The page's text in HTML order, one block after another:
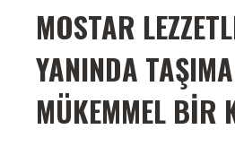
MOSTAR
YANINDA
MÜKEMMEL BIR